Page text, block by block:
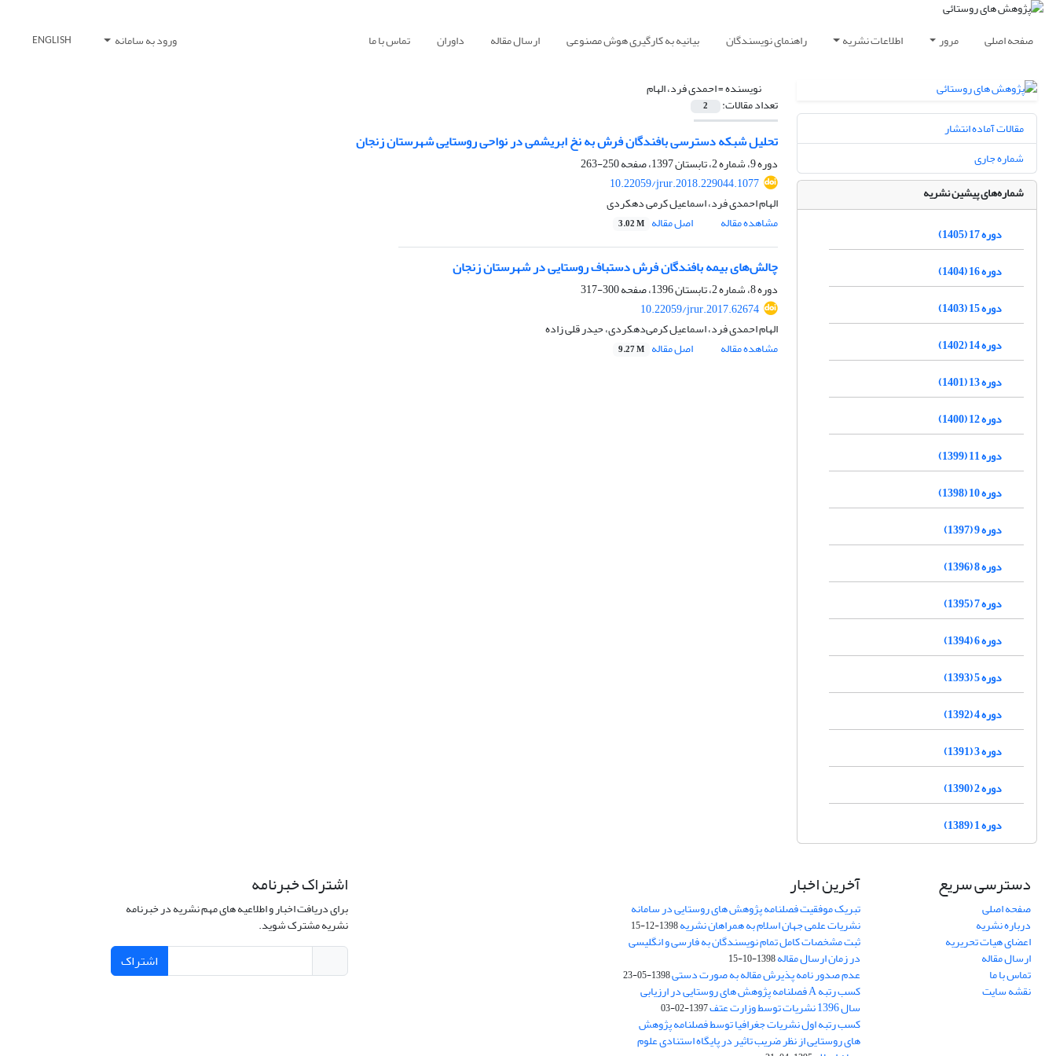
صفحه اصلی مرور اطلاعات نشریه راهنمای نویسندگان بیانیه به کارگیری هوش مصنوعی ارسال مقاله داوران تماس با ما ورود به سامانه ENGLISH
نویسنده =احمدی فرد، الهام
تعداد مقالات: 2
تحلیل شبکه دسترسی بافندگان فرش به نخ ابریشمی در نواحی روستایی شهرستان زنجان
دوره 9، شماره 2، تابستان 1397، صفحه
250-263
10.22059/jrur.2018.229044.1077
الهام احمدی فرد، اسماعیل کرمی دهکردی
مشاهده مقاله
اصل مقاله 3.02 M
چالش‌های بیمه بافندگان فرش دستباف روستایی در شهرستان زنجان
دوره 8، شماره 2، تابستان 1396، صفحه
300-317
10.22059/jrur.2017.62674
الهام احمدی فرد، اسماعیل کرمی‌دهکردی، حیدر قلی زاده
مشاهده مقاله
اصل مقاله 9.27 M
مقالات آماده انتشار
شماره جاری
شماره‌های پیشین نشریه
دوره 17 (1405)
دوره 16 (1404)
دوره 15 (1403)
دوره 14 (1402)
دوره 13 (1401)
دوره 12 (1400)
دوره 11 (1399)
دوره 10 (1398)
دوره 9 (1397)
دوره 8 (1396)
دوره 7 (1395)
دوره 6 (1394)
دوره 5 (1393)
دوره 4 (1392)
دوره 3 (1391)
دوره 2 (1390)
دوره 1 (1389)
دسترسی سریع
صفحه اصلی
درباره نشریه
اعضای هیات تحریریه
ارسال مقاله
تماس با ما
نقشه سایت
آخرین اخبار
تبریک موفقیت فصلنامه پژوهش های روستایی در سامانه
نشریات علمی جهان اسلام به همراهان نشریه1398-12-15
ثبت مشخصات کامل تمام نویسندگان به فارسی و انگلیسی
در زمان ارسال مقاله1398-10-15
عدم صدور نامه پذیرش مقاله به صورت دستی1398-05-23
کسب رتبه A فصلنامه پژوهش های روستایی در ارزیابی
سال 1396 نشریات توسط وزارت عتف 1397-02-03
کسب رتبه اول نشریات جغرافیا توسط فصلنامه پژوهش
های روستایی از نظر ضریب تاثیر در پایگاه استنادی علوم
اشتراک خبرنامه
برای دریافت اخبار و اطلاعیه های مهم نشریه در خبرنامه
نشریه مشترک شوید.
اشتراک